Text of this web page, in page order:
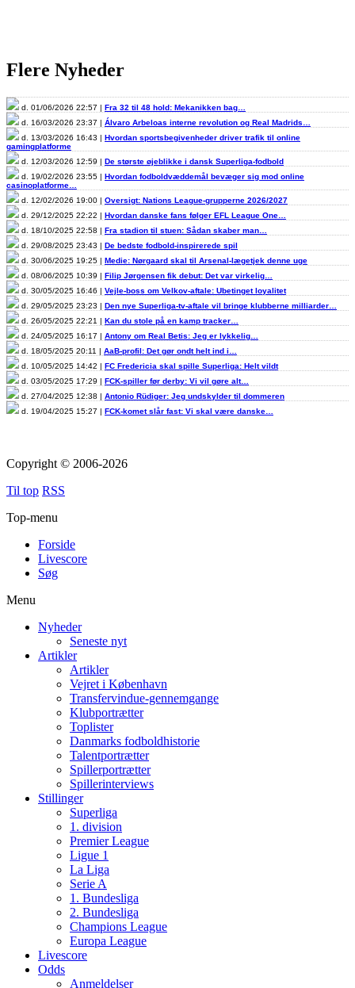
Flere Nyheder
d. 01/06/2026 22:57 | Fra 32 til 48 hold: Mekanikken bag…
d. 16/03/2026 23:37 | Álvaro Arbeloas interne revolution og Real Madrids…
d. 13/03/2026 16:43 | Hvordan sportsbegivenheder driver trafik til online
gamingplatforme
d. 12/03/2026 12:59 | De største øjeblikke i dansk Superliga-fodbold
d. 19/02/2026 23:55 | Hvordan fodboldvæddemål bevæger sig mod online
casinoplatforme…
d. 12/02/2026 19:00 | Oversigt: Nations League-grupperne 2026/2027
d. 29/12/2025 22:22 | Hvordan danske fans følger EFL League One…
d. 18/10/2025 22:58 | Fra stadion til stuen: Sådan skaber man…
d. 29/08/2025 23:43 | De bedste fodbold-inspirerede spil
d. 30/06/2025 19:25 | Medie: Nørgaard skal til Arsenal-lægetjek denne uge
d. 08/06/2025 10:39 | Filip Jørgensen fik debut: Det var virkelig…
d. 30/05/2025 16:46 | Vejle-boss om Velkov-aftale: Ubetinget loyalitet
d. 29/05/2025 23:23 | Den nye Superliga-tv-aftale vil bringe klubberne milliarder…
d. 26/05/2025 22:21 | Kan du stole på en kamp tracker…
d. 24/05/2025 16:17 | Antony om Real Betis: Jeg er lykkelig…
d. 18/05/2025 20:11 | AaB-profil: Det gør ondt helt ind i…
d. 10/05/2025 14:42 | FC Fredericia skal spille Superliga: Helt vildt
d. 03/05/2025 17:29 | FCK-spiller før derby: Vi vil gøre alt…
d. 27/04/2025 12:38 | Antonio Rüdiger: Jeg undskylder til dommeren
d. 19/04/2025 15:27 | FCK-komet slår fast: Vi skal være danske…
Copyright © 2006-2026
Til top RSS
Top-menu
Forside
Livescore
Søg
Menu
Nyheder
Seneste nyt
Artikler
Artikler
Vejret i København
Transfervindue-gennemgange
Klubportrætter
Toplister
Danmarks fodboldhistorie
Talentportrætter
Spillerportrætter
Spillerinterviews
Stillinger
Superliga
1. division
Premier League
Ligue 1
La Liga
Serie A
1. Bundesliga
2. Bundesliga
Champions League
Europa League
Livescore
Odds
Anmeldelser